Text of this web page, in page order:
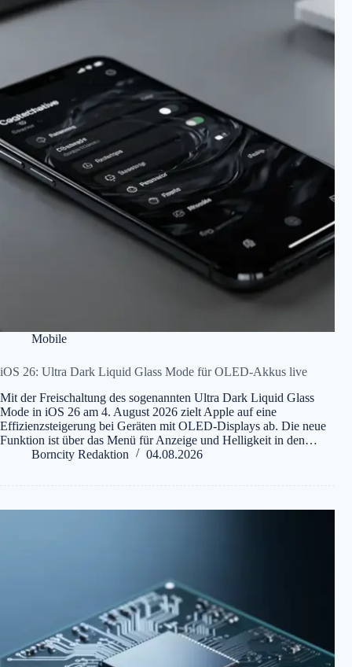
Mobile
iOS 26: Ultra Dark Liquid Glass Mode für OLED-Akkus live
Mit der Freischaltung des sogenannten Ultra Dark Liquid Glass
Mode in iOS 26 am 4. August 2026 zielt Apple auf eine
Effizienzsteigerung bei Geräten mit OLED-Displays ab. Die neue
Funktion ist über das Menü für Anzeige und Helligkeit in den…
Borncity Redaktion
04.08.2026